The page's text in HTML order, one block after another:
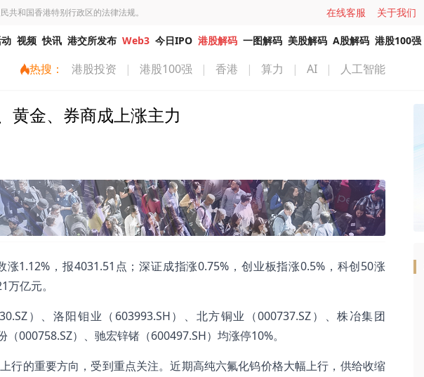
共和国香港特别行政区的法律法规。 在线客服 关于我们
视频 快讯 港交所发布 Web3 今日IPO 港股解码 一图解码 美股解码 A股解码 港股100强
热搜： 港股投资 | 港股100强 | 香港 | 算力 | AI | 人工智能
黄金、券商成上涨主力
1.12%，报4031.51点；深证成指涨0.75%，创业板指涨0.5%，科创50涨
亿元。
）、洛阳钼业（603993.SH）、北方铜业（000737.SZ）、株冶集团
000758.SZ）、驰宏锌锗（600497.SH）均涨停10%。
行的重要方向，受到重点关注。近期高纯六氟化钨价格大幅上行，供给收缩